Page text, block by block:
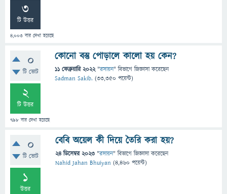
3
টি উত্তর
4,003 বার দেখা হয়েছে
0
টি ভোট
2
টি উত্তর
798 বার দেখা হয়েছে
কোনো বস্তু পোড়ালে কালো হয় কেন?
11 ফেব্রুয়ারি 2022 "রসায়ন" বিভাগে জিজ্ঞাসাকরেছেন
Sadman Sakib. (33,350 পয়েন্ট)
0
টি ভোট
1
উত্তর
বেবি অয়েল কী দিয়ে তৈরি করা হয়?
24 ডিসেম্বর 2023 "রসায়ন" বিভাগে জিজ্ঞাসাকরেছেন
Nahid Jahan Bhuiyan (4,460 পয়েন্ট)